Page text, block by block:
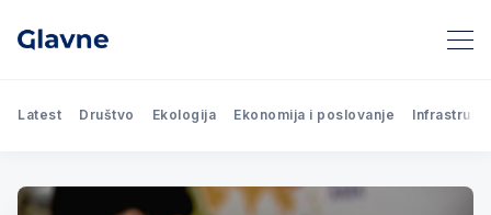
Latest Društvo Ekologija Ekonomija i poslovanje